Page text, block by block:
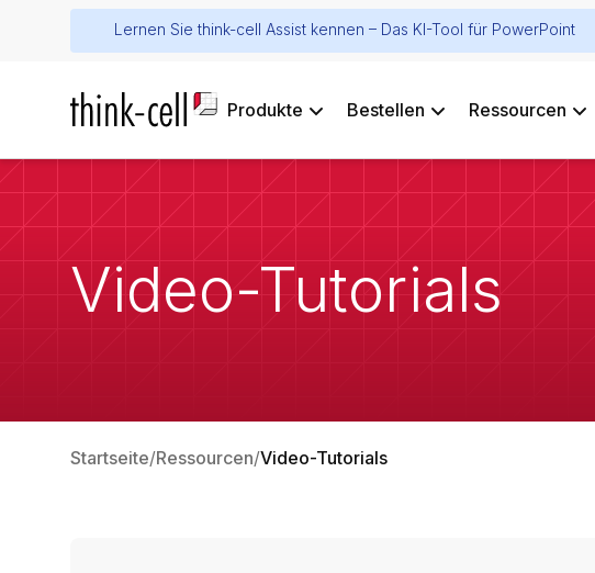
Lernen Sie think-cell Assist kennen – Das KI-Tool für PowerPoint
Produkte Bestellen Ressourcen
Video-Tutorials
Startseite Ressourcen Video-Tutorials